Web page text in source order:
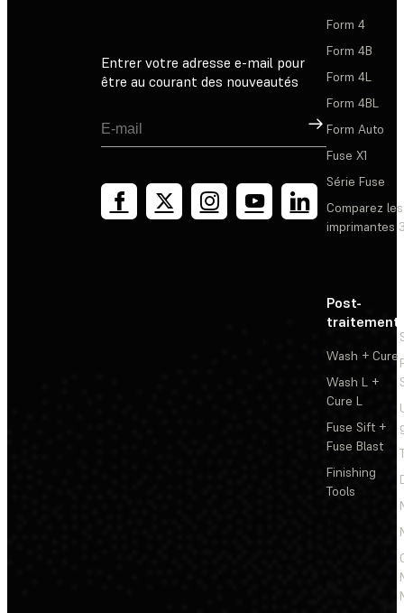
Entrer votre adresse e-mail pour
être au courant des nouveautés
Inscription
Form 4
Form 4B
Form 4L
Form 4BL
Form Auto
Fuse X1
Série Fuse
Comparez les
imprimantes
Post-
traitement
Wash + Cure
Wash L +
Cure L
Fuse Sift +
Fuse Blast
Finishing
Tools